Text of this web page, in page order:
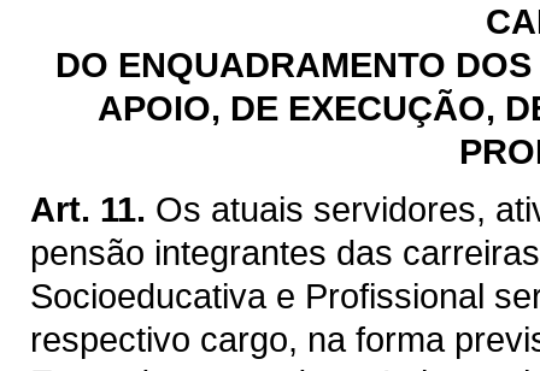
DO ENQUADRAMENTO
APOIO, DE EXECUÇÃO,
Art. 11. Os atuais servidores,
pensão integrantes das
Socioeducativa e Profissional
respectivo cargo, na forma